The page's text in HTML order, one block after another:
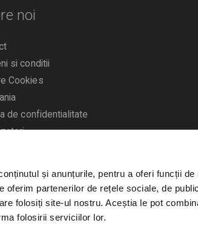
și anunțurile, pentru a oferi funcții
oferim partenerilor de rețele sociale, de
folosiți site-ul nostru. Aceștia le pot
folosirii serviciilor lor.
noi
si conditii
Cookies
de confidentialitate